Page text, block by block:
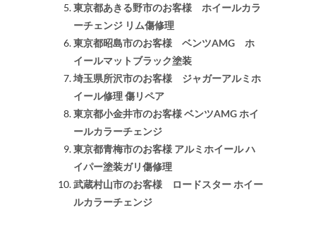
東京都あきる野市のお客様 ホイールカラ
ーチェンジ リム傷修理
東京都昭島市のお客様 ベンツAMG ホ
イールマットブラック塗装
埼玉県所沢市のお客様 ジャガーアルミホ
イール修理 傷リペア
東京都小金井市のお客様 ベンツAMG ホイ
ールカラーチェンジ
東京都青梅市のお客様 アルミホイール ハ
イパー塗装ガリ傷修理
武蔵村山市のお客様 ロードスター ホイー
ルカラーチェンジ